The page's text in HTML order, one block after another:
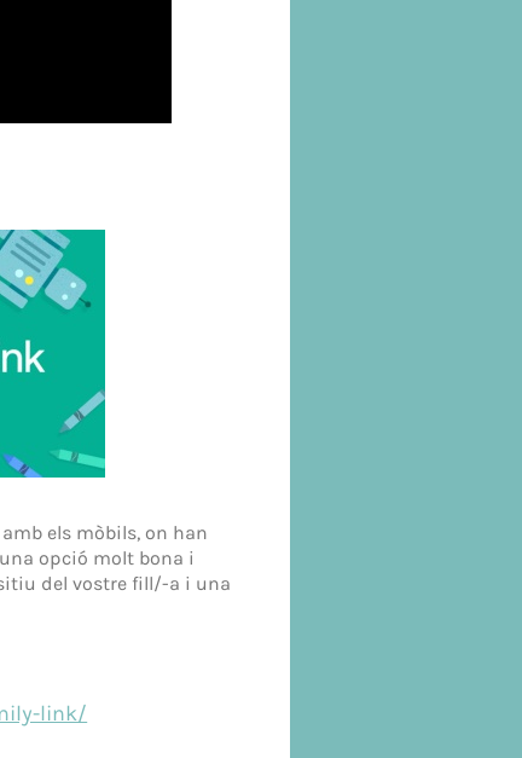
els mòbils, on han
opció molt bona i
del vostre fill/-a i una
link/